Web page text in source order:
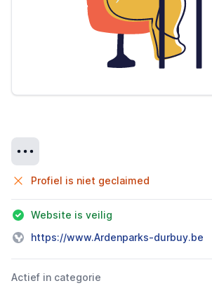
Profiel is niet geclaimed
Website is veilig
https://www.Ardenparks-durbuy.be
Actief in categorie